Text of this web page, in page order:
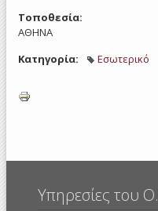
Τοποθεσία:
ΑΘΗΝΑ
Κατηγορία:
Εσωτερικό
Υπηρεσίες του